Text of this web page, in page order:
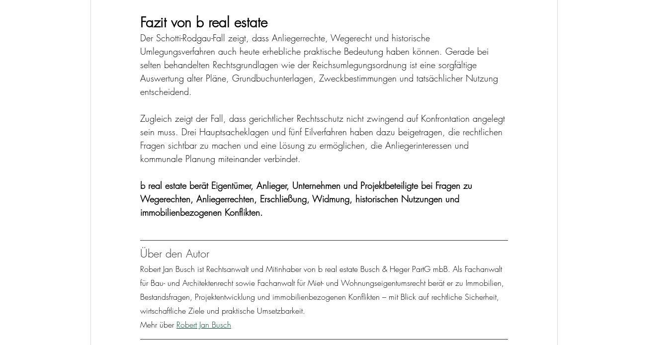
Fazit von b real estate
Der Schotti-Rodgau-Fall zeigt, dass Anliegerrechte, Wegerecht und historische
Umlegungsverfahren auch heute erhebliche praktische Bedeutung haben können. Gerade bei
selten behandelten Rechtsgrundlagen wie der Reichsumlegungsordnung ist eine sorgfältige
Auswertung alter Pläne, Grundbuchunterlagen, Zweckbestimmungen und tatsächlicher Nutzung
entscheidend.
Zugleich zeigt der Fall, dass gerichtlicher Rechtsschutz nicht zwingend auf Konfrontation angelegt
sein muss. Drei Hauptsacheklagen und fünf Eilverfahren haben dazu beigetragen, die rechtlichen
Fragen sichtbar zu machen und eine Lösung zu ermöglichen, die Anliegerinteressen und
kommunale Planung miteinander verbindet.
b real estate berät Eigentümer, Anlieger, Unternehmen und Projektbeteiligte bei Fragen zu
Wegerechten, Anliegerrechten, Erschließung, Widmung, historischen Nutzungen und
immobilienbezogenen Konflikten.
Über den Autor
Robert Jan Busch ist Rechtsanwalt und Mitinhaber von b real estate Busch & Heger PartG mbB. Als Fachanwalt
für Bau- und Architektenrecht sowie Fachanwalt für Miet- und Wohnungseigentumsrecht berät er zu Immobilien,
Bestandsfragen, Projektentwicklung und immobilienbezogenen Konflikten – mit Blick auf rechtliche Sicherheit,
wirtschaftliche Ziele und praktische Umsetzbarkeit.
Mehr über Robert Jan Busch